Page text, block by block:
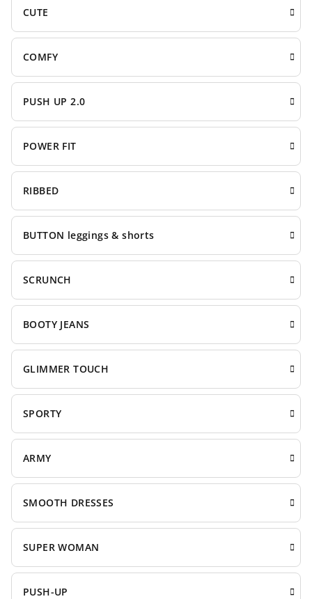
CUTE
COMFY
PUSH UP 2.0
POWER FIT
RIBBED
BUTTON leggings & shorts
SCRUNCH
BOOTY JEANS
GLIMMER TOUCH
SPORTY
ARMY
SMOOTH DRESSES
SUPER WOMAN
PUSH-UP